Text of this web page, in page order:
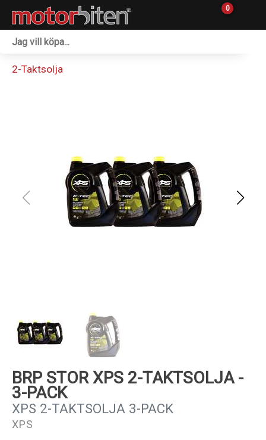
0
Reservdelar
Sprängskisser
2-Taktsolja
BRP STOR XPS 2-TAKTSOLJA -
3-PACK
XPS 2-TAKTSOLJA 3-PACK
XPS